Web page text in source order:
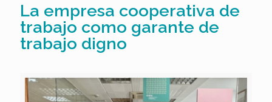
La empresa cooperativa de
trabajo como garante de
trabajo digno